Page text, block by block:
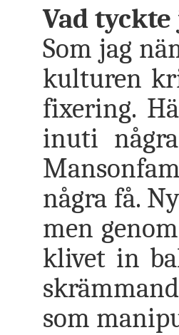
Vad
Som jag
kulturen
fixering.
inuti
några få.
men
klivet in
som